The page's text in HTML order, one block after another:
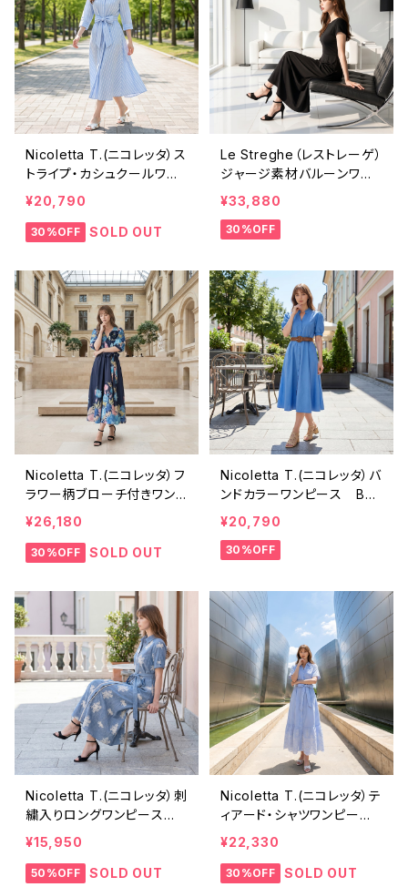
Nicoletta T.(ニコレッタ）ス
トライプ・カシュクールワン
ピース BR379OP
¥20,790
30%OFF SOLD OUT
Le Streghe（レストレーゲ）
ジャージ素材バルーンワン
ピース LS6FL701OP
¥33,880
30%OFF
Nicoletta T.(ニコレッタ）フ
ラワー柄ブローチ付きワン
ピース BR949OP
¥26,180
30%OFF SOLD OUT
Nicoletta T.(ニコレッタ）バ
ンドカラーワンピース BR
932OP
¥20,790
30%OFF
Nicoletta T.(ニコレッタ）刺
繍入りロングワンピース B
R118OP
¥15,950
50%OFF SOLD OUT
Nicoletta T.(ニコレッタ）テ
ィアード・シャツワンピー
ス BR123OP
¥22,330
30%OFF SOLD OUT